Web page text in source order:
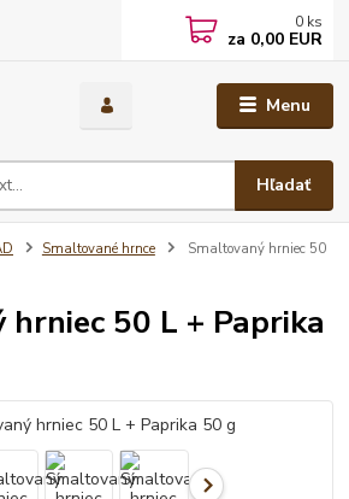
Menu
Hľadať
0 ks
za 0,00 EUR
Smaltované hrnce
Smaltovaný hrniec 50
50 L + Paprika